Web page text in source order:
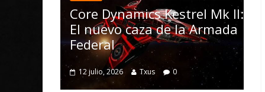
las Operations, el vehículo
Nomad y numerosas
mejoras
4 julio, 2026 Txus 0